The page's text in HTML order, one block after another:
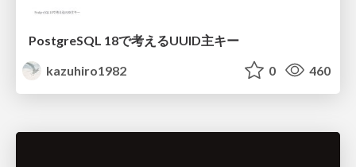
PostgreSQL 18で考えるUUID主キー
kazuhiro1982
0 460